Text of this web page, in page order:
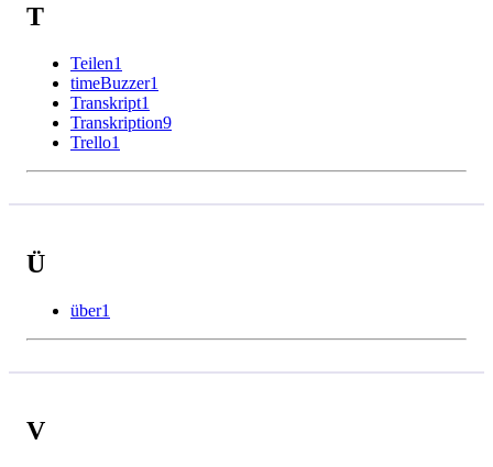
T
Teilen1
timeBuzzer1
Transkript1
Transkription9
Trello1
Ü
über1
V